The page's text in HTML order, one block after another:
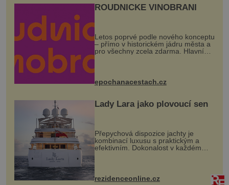
ROUDNICKÉ VINOBRANÍ
Letos poprvé podle nového konceptu
– přímo v historickém jádru města a
pro všechny zcela zdarma. Hlavní
program se odehraje na Karlově a
mohou těšit na víno, burčák, pes...
epochanacestach.cz
Lady Lara jako plovoucí sen
Přepychová dispozice jachty je
kombinací luxusu s praktickým a
efektivním. Dokonalost v každém
detailu představuje značka Fendi
Casa, kterou byly vybaveny její
paluby. Monacký přístav nabízí
každoročn...
rezidenceonline.cz